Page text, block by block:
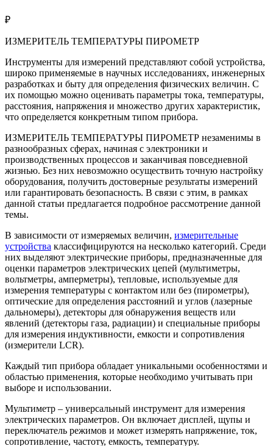
₽
ИЗМЕРИТЕЛЬ ТЕМПЕРАТУРЫ ПИРОМЕТР
Инструменты для измерений представляют собой устройства,
широко применяемые в научных исследованиях, инженерных
разработках и быту для определения физических величин. С
их помощью можно оценивать параметры тока, температуры,
расстояния, напряжения и множество других характеристик,
что определяется конкретным типом прибора.
ИЗМЕРИТЕЛЬ ТЕМПЕРАТУРЫ ПИРОМЕТР незаменимы в
разнообразных сферах, начиная с электроники и
производственных процессов и заканчивая повседневной
жизнью. Без них невозможно осуществить точную настройку
оборудования, получить достоверные результаты измерений
или гарантировать безопасность. В связи с этим, в рамках
данной статьи предлагается подробное рассмотрение данной
темы.
В зависимости от измеряемых величин, измерительные
устройства классифицируются на несколько категорий. Среди
них выделяют электрические приборы, предназначенные для
оценки параметров электрических цепей (мультиметры,
вольтметры, амперметры), тепловые, используемые для
измерения температуры с контактом или без (пирометры),
оптические для определения расстояний и углов (лазерные
дальномеры), детекторы для обнаружения веществ или
явлений (детекторы газа, радиации) и специальные приборы
для измерения индуктивности, емкости и сопротивления
(измерители LCR).
Каждый тип прибора обладает уникальными особенностями и
областью применения, которые необходимо учитывать при
выборе и использовании.
Мультиметр – универсальный инструмент для измерения
электрических параметров. Он включает дисплей, щупы и
переключатель режимов и может измерять напряжение, ток,
сопротивление, частоту, емкость, температуру.